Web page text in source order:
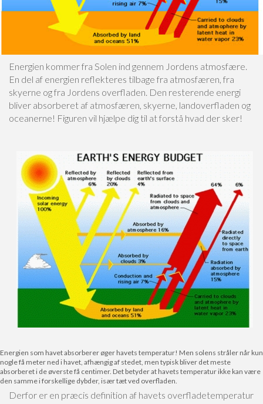
Energien kommer fra Solen ind gennem Jordens atmosfære.
En del af energien reflekteres tilbage fra atmosfæren, fra
skyerne og fra Jordens overfladen. Den resterende energi
bliver absorberet af atmosfæren, skyerne, landoverfladen og
oceanerne! Figuren vil hjælpe dig til at forstå hvad der sker!
Energien som havet absorberer øger havets temperatur! Men solens stråler når kun
nogle få meter ned i havet, afhængig af stedet, men typisk bliver det meste
absorberet i de øverste få centimer. Det betyder at havets temperatur ikke kan være
den samme i forskellige dybder, især tæt ved overfladen.
Derfor er en præcis definition af havets overfladetemperatur